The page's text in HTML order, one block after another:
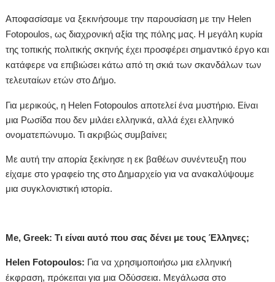
Αποφασίσαμε να ξεκινήσουμε την παρουσίαση με την Helen
Fotopoulos, ως διαχρονική αξία της πόλης μας. Η μεγάλη κυρία
της τοπικής πολιτικής σκηνής έχει προσφέρει σημαντικό έργο και
κατάφερε να επιβιώσει κάτω από τη σκιά των σκανδάλων των
τελευταίων ετών στο Δήμο.
Για μερικούς, η Helen Fotopoulos αποτελεί ένα μυστήριο. Είναι
μια Ρωσίδα που δεν μιλάει ελληνικά, αλλά έχει ελληνικό
ονοματεπώνυμο. Τι ακριβώς συμβαίνει;
Με αυτή την απορία ξεκίνησε η εκ βαθέων συνέντευξη που
είχαμε στο γραφείο της στο Δημαρχείο για να ανακαλύψουμε
μια συγκλονιστική ιστορία.
Me, Greek: Τι είναι αυτό που σας δένει με τους Έλληνες;
Helen Fotopoulos: Για να χρησιμοποιήσω μια ελληνική
έκφραση, πρόκειται για μια Οδύσσεια. Μεγάλωσα στο